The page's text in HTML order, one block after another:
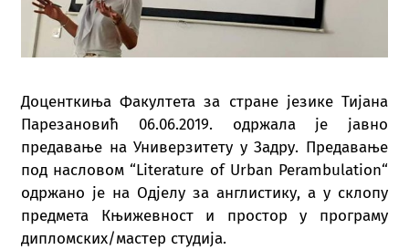
Доценткиња Факултета за стране језике Тијана
Парезановић 06.06.2019. одржала је јавно
предавање на Универзитету у Задру. Предавање
под насловом “Literature of Urban Perambulation“
одржано је на Одјелу за англистику, а у склопу
предмета Књижевност и простор у програму
дипломских/мастер студија.